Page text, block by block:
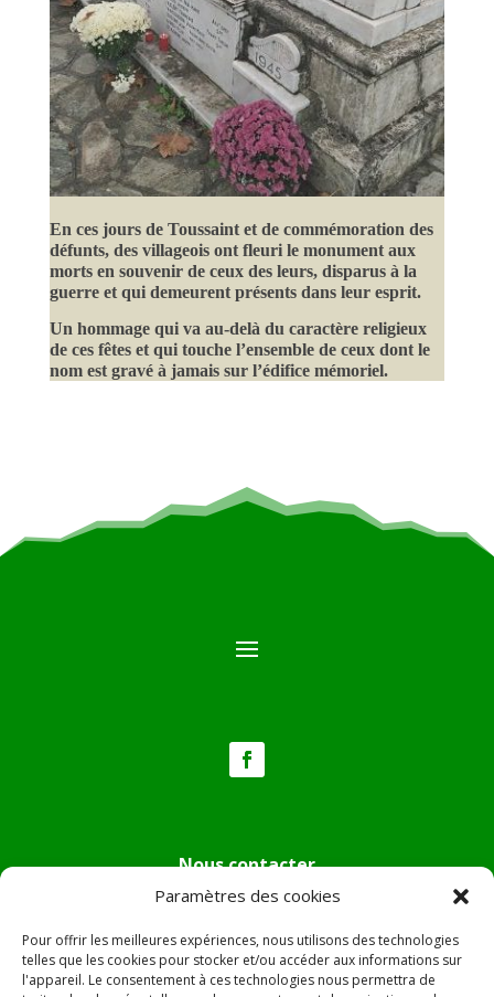
Paramètres des cookies
Pour offrir les meilleures expériences, nous utilisons des technologies
telles que les cookies pour stocker et/ou accéder aux informations sur
l'appareil. Le consentement à ces technologies nous permettra de
En ces jours de Toussaint et de commémoration des
défunts, des villageois ont fleuri le monument aux
morts en souvenir de ceux des leurs, disparus à la
guerre et qui demeurent présents dans leur esprit.
Un hommage qui va au-delà du caractère religieux
de ces fêtes et qui touche l’ensemble de ceux dont le
nom est gravé à jamais sur l’édifice mémoriel.
Nous contacter
Tél :04.95.36.24.02
Mail:
mairie.pietradiverde@wanadoo.fr
Adresse :Hôtel de ville de Pietra di Verde
Le village